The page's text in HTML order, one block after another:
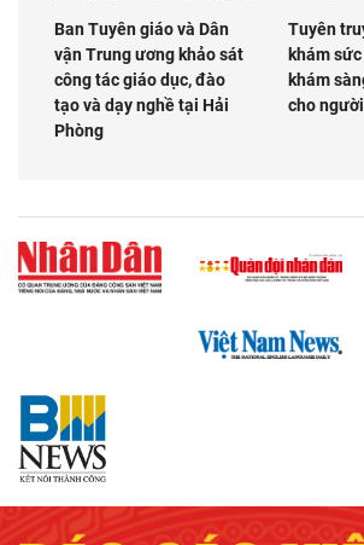
Ban Tuyên giáo và Dân
vận Trung ương khảo sát
công tác giáo dục, đào
tạo và dạy nghề tại Hải
Phòng
Tuyên
khám
khám
cho